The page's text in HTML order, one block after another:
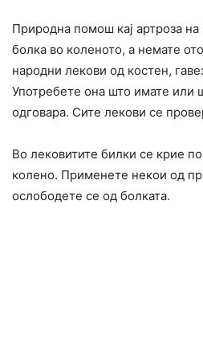
Природна помош кај артроза
болка во коленото, а немате
народни лекови од костен,
Употребете она што имате или
одговара. Сите лекови се
Во лековитите билки се крие
колено. Применете некои од
ослободете се од болката.